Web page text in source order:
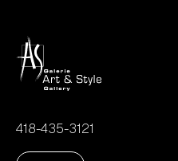
418-435-3121